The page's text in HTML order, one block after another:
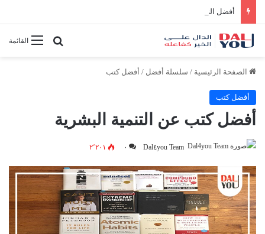
أفضل النصائح لإدارة الوقت بفعالية
القائمةبحث عن
الصفحة الرئيسية / سلسلة أفضل / أفضل كتب
أفضل كتب
أفضل كتب عن التنمية البشرية
Dal٤you Team ٠ ٢٬٢٠١